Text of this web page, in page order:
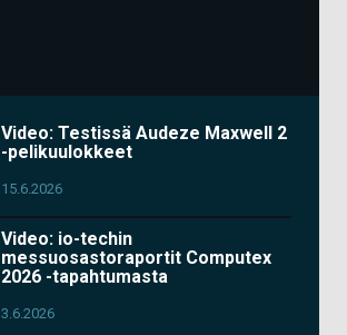
Video: Testissä Audeze Maxwell 2
-pelikuulokkeet
15.6.2026
Video: io-techin
messuosastoraportit Computex
2026 -tapahtumasta
3.6.2026